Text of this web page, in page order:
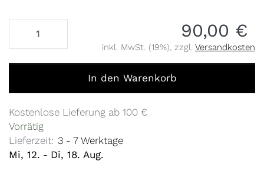
90,00 €
inkl. MwSt. (19%), zzgl. Versandkosten
In den Warenkorb
Kostenlose Lieferung ab 100 €
Vorrätig
Lieferzeit: 3 - 7 Werktage
Mi, 12. - Di, 18. Aug.